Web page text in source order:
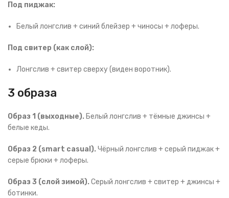
Под пиджак:
Белый лонгслив + синий блейзер + чиносы + лоферы.
Под свитер (как слой):
Лонгслив + свитер сверху (виден воротник).
3 образа
Образ 1 (выходные). Белый лонгслив + тёмные джинсы +
белые кеды.
Образ 2 (smart casual). Чёрный лонгслив + серый пиджак +
серые брюки + лоферы.
Образ 3 (слой зимой). Серый лонгслив + свитер + джинсы +
ботинки.